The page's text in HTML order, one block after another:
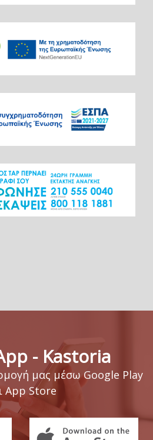
- Kastoria
μας μέσω Google Play
App Store